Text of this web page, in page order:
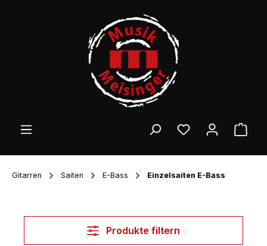
Gitarren Saiten E-Bass Einzelsaiten E-Bass
Produkte filtern